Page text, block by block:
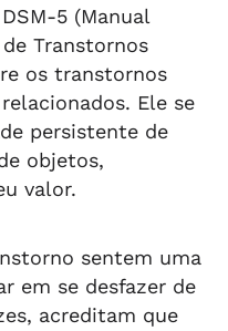
5 (Manual
Transtornos
os transtornos
Ele se
persistente de
objetos,
valor.
sentem uma
em se desfazer de
acreditam que